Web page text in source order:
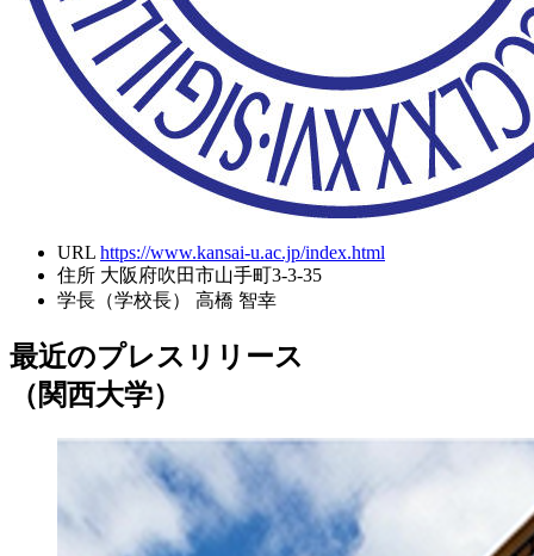
URL https://www.kansai-u.ac.jp/index.html
住所 大阪府吹田市山手町3-3-35
学長（学校長）
高橋 智幸
最近のプレスリリース
（関西大学）